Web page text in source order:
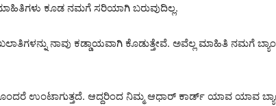
ಕೂಡ ನಮಗೆ ಸರಿಯಾಗಿ ಬರುವುದಿಲ್ಲ.
ನಾವು ಕಡ್ಡಾಯವಾಗಿ ಕೊಡುತ್ತೇವೆ. ಅವೆಲ್ಲ ಮಾಹಿತಿ ನಮಗೆ
ಉಂಟಾಗುತ್ತದೆ. ಆದ್ದರಿಂದ ನಿಮ್ಮ ಆಧಾರ್ ಕಾರ್ಡ್ ಯಾವ ಯಾವ